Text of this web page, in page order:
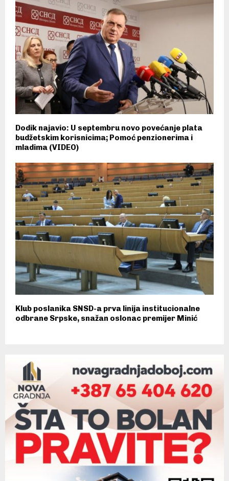
Dodik najavio: U septembru novo povećanje plata
budžetskim korisnicima; Pomoć penzionerima i
mladima (VIDEO)
Klub poslanika SNSD-a prva linija institucionalne
odbrane Srpske, snažan oslonac premijer Minić